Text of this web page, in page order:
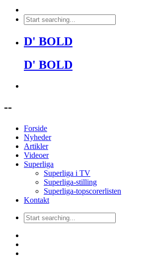
D' BOLD
D' BOLD
--
Forside
Nyheder
Artikler
Videoer
Superliga
Superliga i TV
Superliga-stilling
Superliga-topscorerlisten
Kontakt